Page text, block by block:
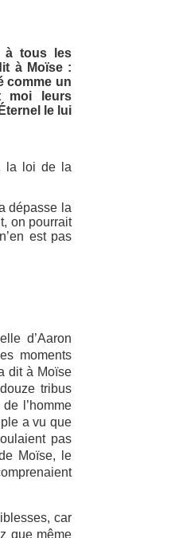
à tous les
à Moïse :
comme un
moi leurs
le lui
la loi de la
dépasse la
on pourrait
est pas
d’Aaron
moments
dit à Moïse
tribus
l’homme
a vu que
pas
Moïse, le
car
que même